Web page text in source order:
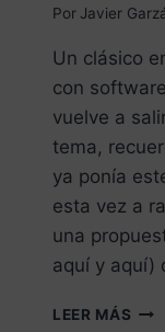
Por Javier
Un clásico
con
vuelve a
tema,
ya ponía
esta vez a
una
aquí y aquí)
LEER MÁS